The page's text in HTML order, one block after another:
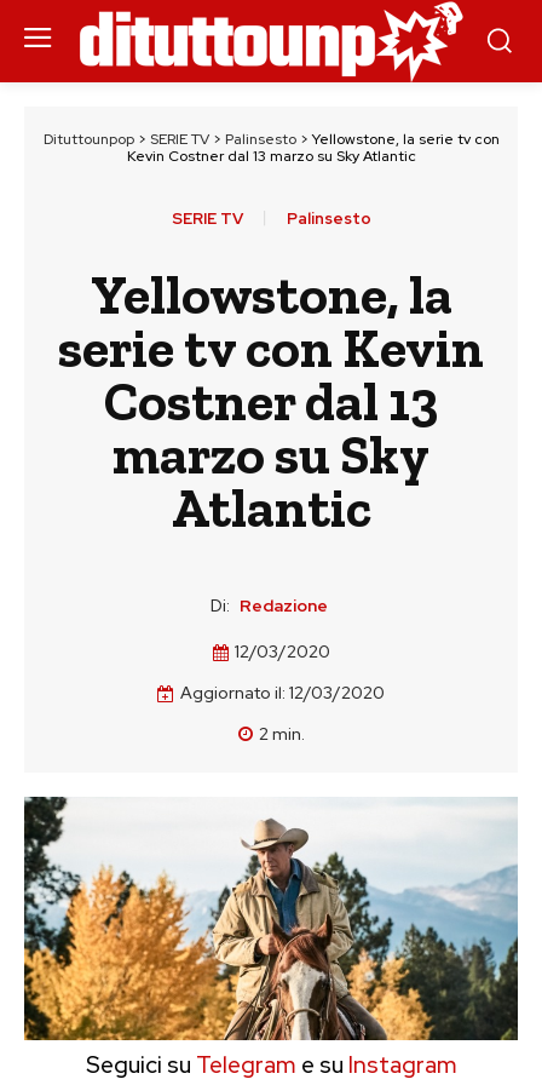
Dituttounpop> SERIE TV> Palinsesto>Yellowstone, la serie tv con
Kevin Costner dal 13 marzo su Sky Atlantic
SERIE TV Palinsesto
Yellowstone, la
serie tv con Kevin
Costner dal 13
marzo su Sky
Atlantic
Di: Redazione
12/03/2020
Aggiornato il: 12/03/2020
2min.
Seguici su Telegram e su Instagram